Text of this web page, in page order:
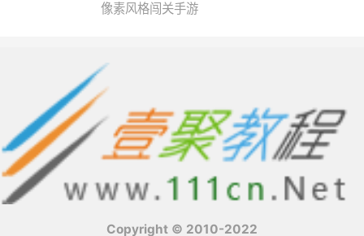
像素风格闯关手游
Copyright © 2010-2022